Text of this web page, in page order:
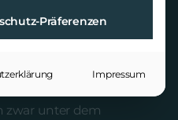
zwar unter dem
Präferenzen
Impressum